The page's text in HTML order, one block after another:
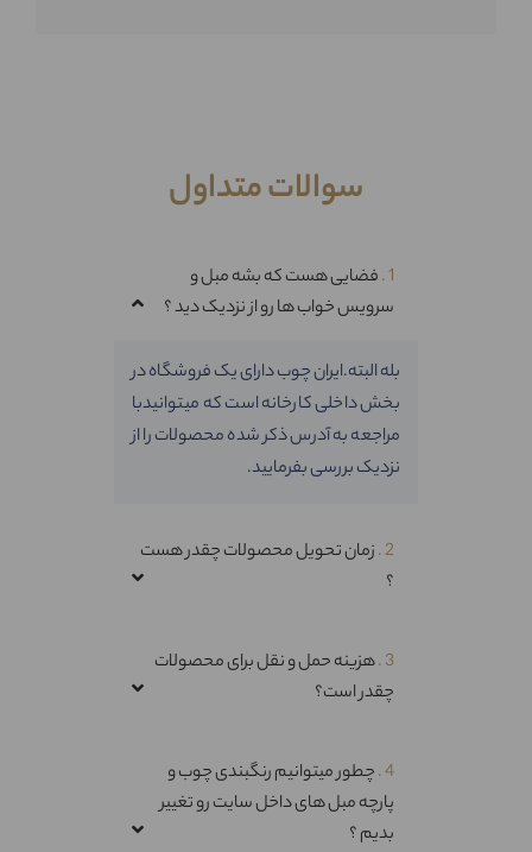
سوالات متداول
1 . فضایی هست که بشه مبل و
سرویس خواب ها رو از نزدیک دید ؟
بله البته.ایران چوب دارای یک فروشگاه در
بخش داخلی کارخانه است که میتوانیدبا
مراجعه به آدرس ذکر شده محصولات را از
نزدیک بررسی بفرمایید.
2 . زمان تحویل محصولات چقدر هست
؟
3 . هزینه حمل و نقل برای محصولات
چقدر است؟
4 . چطور میتوانیم رنگبندی چوب و
پارچه مبل های داخل سایت رو تغییر
بدیم ؟